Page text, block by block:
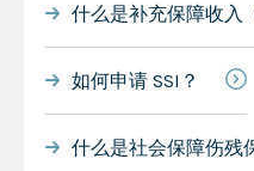
什么是补充保障收入
如何申请 SSI？
什么是社会保障伤残